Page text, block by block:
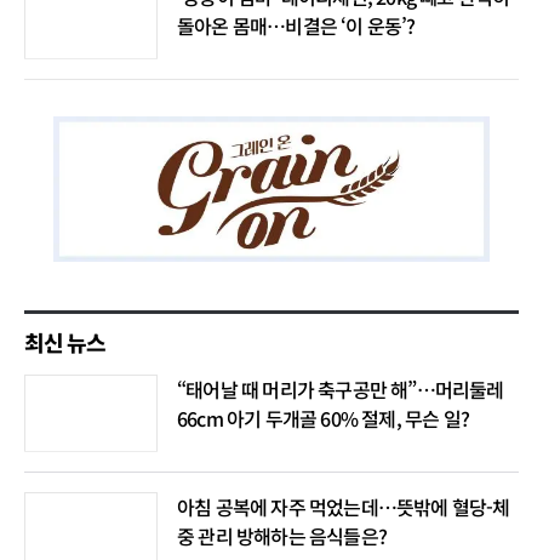
돌아온 몸매…비결은 ‘이 운동’?
최신 뉴스
“태어날 때 머리가 축구공만 해”…머리둘레
66cm 아기 두개골 60% 절제, 무슨 일?
아침 공복에 자주 먹었는데…뜻밖에 혈당-체
중 관리 방해하는 음식들은?